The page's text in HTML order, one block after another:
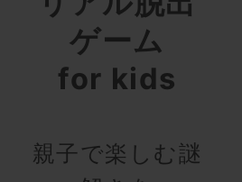
ゲーム
for kids
親子で楽しむ謎